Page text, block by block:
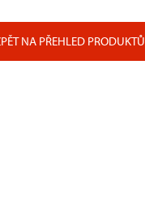
NA PŘEHLED PRODUKTŮ